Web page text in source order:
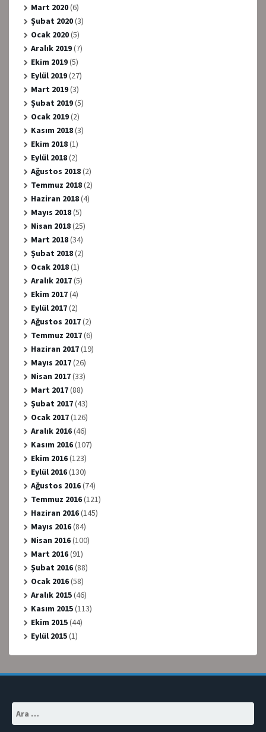
Mart 2020(6)
Şubat 2020(3)
Ocak 2020(5)
Aralık 2019(7)
Ekim 2019(5)
Eylül 2019(27)
Mart 2019(3)
Şubat 2019(5)
Ocak 2019(2)
Kasım 2018(3)
Ekim 2018(1)
Eylül 2018(2)
Ağustos 2018(2)
Temmuz 2018(2)
Haziran 2018(4)
Mayıs 2018(5)
Nisan 2018(25)
Mart 2018(34)
Şubat 2018(2)
Ocak 2018(1)
Aralık 2017(5)
Ekim 2017(4)
Eylül 2017(2)
Ağustos 2017(2)
Temmuz 2017(6)
Haziran 2017(19)
Mayıs 2017(26)
Nisan 2017(33)
Mart 2017(88)
Şubat 2017(43)
Ocak 2017(126)
Aralık 2016(46)
Kasım 2016(107)
Ekim 2016(123)
Eylül 2016(130)
Ağustos 2016(74)
Temmuz 2016(121)
Haziran 2016(145)
Mayıs 2016(84)
Nisan 2016(100)
Mart 2016(91)
Şubat 2016(88)
Ocak 2016(58)
Aralık 2015(46)
Kasım 2015(113)
Ekim 2015(44)
Eylül 2015(1)